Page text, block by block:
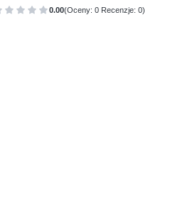
0.00(Oceny: 0 Recenzje: 0)
Przejdź do sekcji Opinie